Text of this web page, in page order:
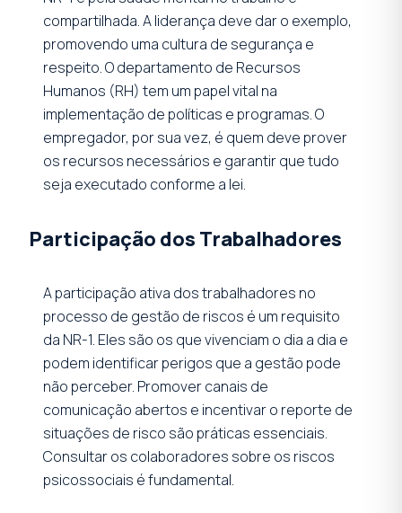
compartilhada. A liderança deve dar o exemplo,
promovendo uma cultura de segurança e
respeito. O departamento de Recursos
Humanos (RH) tem um papel vital na
implementação de políticas e programas. O
empregador, por sua vez, é quem deve prover
os recursos necessários e garantir que tudo
seja executado conforme a lei.
Participação dos Trabalhadores
A participação ativa dos trabalhadores no
processo de gestão de riscos é um requisito
da NR-1. Eles são os que vivenciam o dia a dia e
podem identificar perigos que a gestão pode
não perceber. Promover canais de
comunicação abertos e incentivar o reporte de
situações de risco são práticas essenciais.
Consultar os colaboradores sobre os riscos
psicossociais é fundamental.